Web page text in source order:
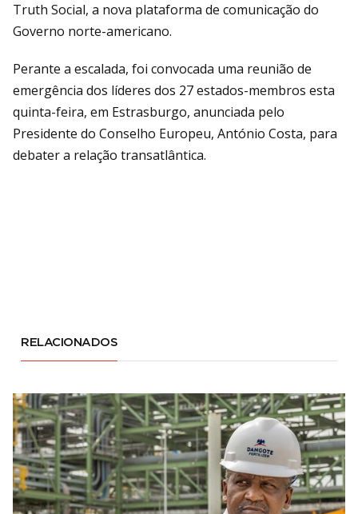
Truth Social, a nova plataforma de comunicação do
Governo norte-americano.
Perante a escalada, foi convocada uma reunião de
emergência dos líderes dos 27 estados-membros esta
quinta-feira, em Estrasburgo, anunciada pelo
Presidente do Conselho Europeu, António Costa, para
debater a relação transatlântica.
RELACIONADOS